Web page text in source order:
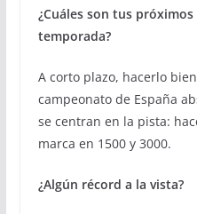
¿Cuáles son tus
temporada?
A corto plazo, hacerlo
campeonato de España
se centran en la pista:
marca en 1500 y 3000.
¿Algún récord a la vista?